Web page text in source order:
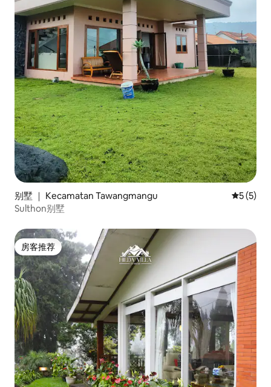
别墅 ｜ Kecamatan Tawangmangu 平均评分
5 (5)
Sulthon别墅
房客推荐
房客推荐